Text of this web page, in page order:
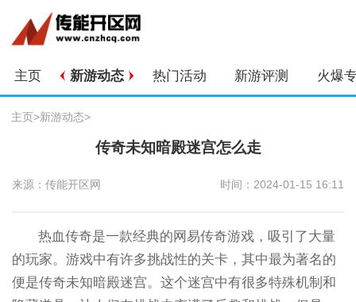
主页 新游动态 热门活动 新游评测 火爆
主页>新游动态>
传奇未知暗殿迷宫怎么走
来源：传能开区网 时间：2024-01-15 16:11
热血传奇是一款经典的网易传奇游戏，吸引了大量
的玩家。游戏中有许多挑战性的关卡，其中最为著名的
便是传奇未知暗殿迷宫。这个迷宫中有很多特殊机制和